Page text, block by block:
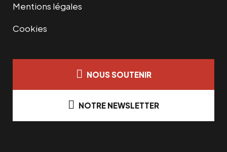
Mentions légales
Cookies
NOUS SOUTENIR
NOTRE NEWSLETTER